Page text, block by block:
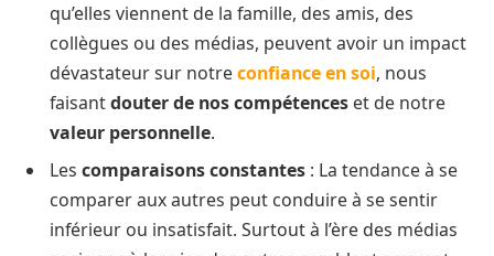
qu’elles viennent de la famille, des amis, des
collègues ou des médias, peuvent avoir un impact
dévastateur sur notreconfiance en soi, nous
faisantdouter de nos compétences et de notre
valeur personnelle.
Les comparaisons constantes : La tendance à se
comparer aux autres peut conduire à se sentir
inférieur ou insatisfait. Surtout à l’ère des médias